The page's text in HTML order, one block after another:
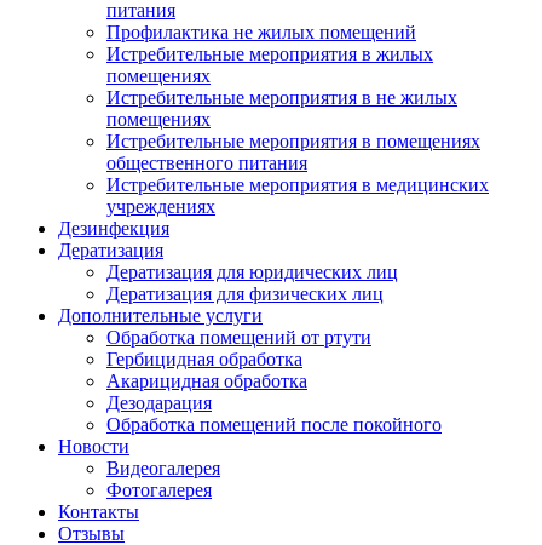
питания
Профилактика не жилых помещений
Истребительные мероприятия в жилых
помещениях
Истребительные мероприятия в не жилых
помещениях
Истребительные мероприятия в помещениях
общественного питания
Истребительные мероприятия в медицинских
учреждениях
Дезинфекция
Дератизация
Дератизация для юридических лиц
Дератизация для физических лиц
Дополнительные услуги
Обработка помещений от ртути
Гербицидная обработка
Акарицидная обработка
Дезодарация
Обработка помещений после покойного
Новости
Видеогалерея
Фотогалерея
Контакты
Отзывы